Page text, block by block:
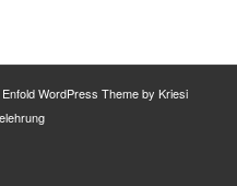
Enfold WordPress Theme by Kriesi